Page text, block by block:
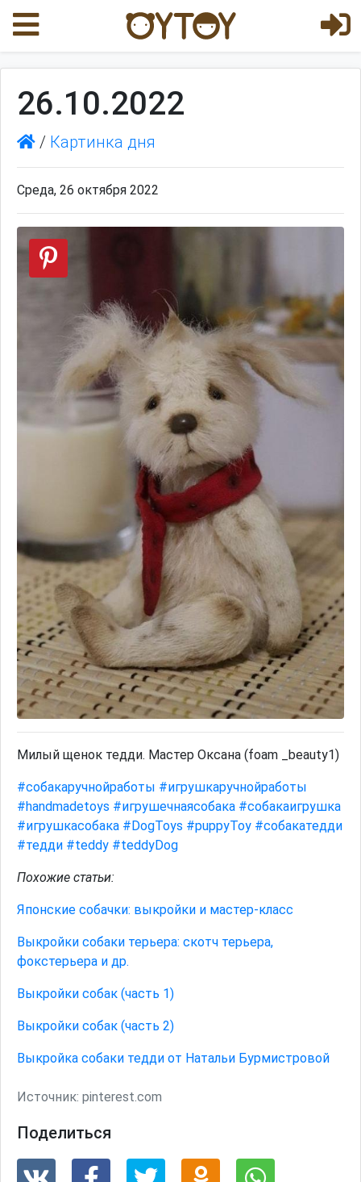
26.10.2022
/ Картинка дня
Среда, 26 октября 2022
Милый щенок тедди. Мастер Оксана (foam _beauty1)
#собакаручнойработы #игрушкаручнойработы
#handmadetoys #игрушечнаясобака #собакаигрушка
#игрушкасобака #DogToys #puppyToy #собакатедди
#тедди #teddy #teddyDog
Похожие статьи:
Японские собачки: выкройки и мастер-класс
Выкройки собаки терьера: скотч терьера,
фокстерьера и др.
Выкройки собак (часть 1)
Выкройки собак (часть 2)
Выкройка собаки тедди от Натальи Бурмистровой
Источник: pinterest.com
Поделиться